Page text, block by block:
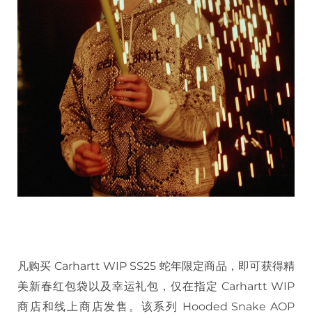
凡购买 Carhartt WIP SS25 蛇年限定商品，即可获得精
美新春红包袋以及幸运礼包，仅在指定 Carhartt WIP
商店和线上商店发售。该系列 Hooded Snake AOP